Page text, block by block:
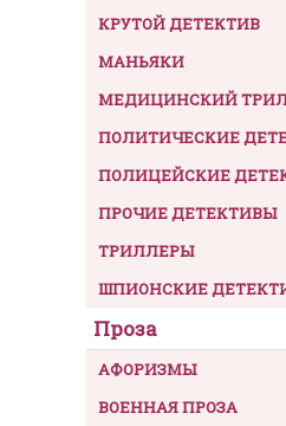
КРУТОЙ ДЕТЕКТИВ
МАНЬЯКИ
МЕДИЦИНСКИЙ
ПОЛИТИЧЕСКИЕ
ПОЛИЦЕЙСКИЕ
ПРОЧИЕ ДЕТЕКТИВЫ
ТРИЛЛЕРЫ
ШПИОНСКИЕ
Проза
АФОРИЗМЫ
ВОЕННАЯ ПРОЗА